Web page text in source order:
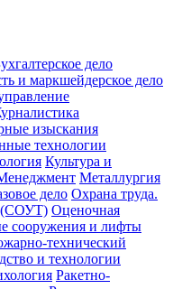
дело
и маркшейдерское дело
изыскания
технологии
Культура и
Металлургия
дело Охрана труда.
(СОУТ) Оценочная
сооружения и лифты
технический
и технологии
Ракетно-